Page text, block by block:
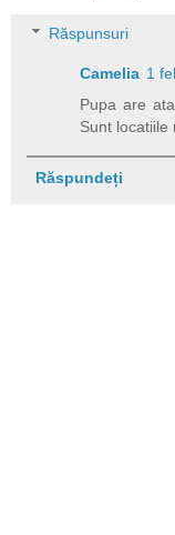
Răspunsuri
Camelia 1
Pupa are
Sunt locatiile
Răspundeți